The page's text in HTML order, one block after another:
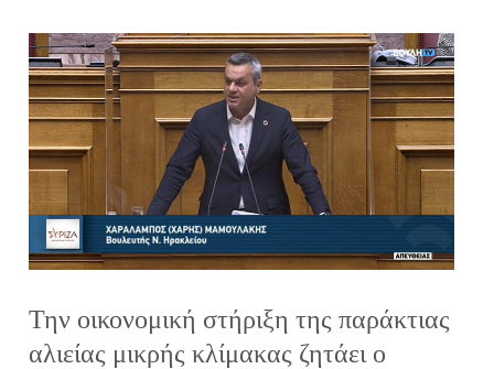
Την οικονομική στήριξη της παράκτιας
αλιείας μικρής κλίμακας ζητάει ο